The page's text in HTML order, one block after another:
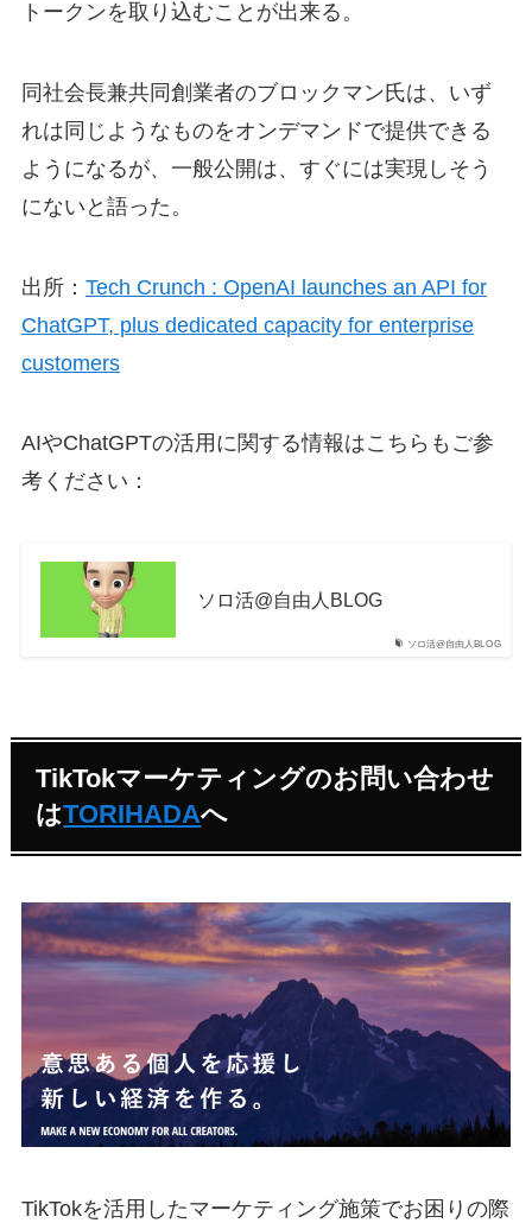
トークンを取り込むことが出来る。
同社会長兼共同創業者のブロックマン氏は、いず
れは同じようなものをオンデマンドで提供できる
ようになるが、一般公開は、すぐには実現しそう
にないと語った。
出所： Tech Crunch : OpenAI launches an API for
ChatGPT, plus dedicated capacity for enterprise
customers
AIやChatGPTの活用に関する情報はこちらもご参
考ください：
ソロ活@自由人BLOG
ソロ活@自由人BLOG
TikTokマーケティングのお問い合わせ
はTORIHADAへ
TikTokを活用したマーケティング施策でお困りの際